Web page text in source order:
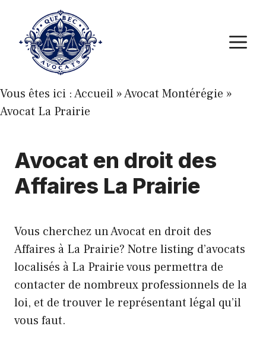
contenu
Vous êtes ici :Accueil »Avocat Montérégie »
Avocat La Prairie
Avocat en droit des
Affaires La Prairie
Vous cherchez un Avocat en droit des
Affaires à La Prairie? Notre listing d’avocats
localisés à La Prairie vous permettra de
contacter de nombreux professionnels de la
loi, et de trouver le représentant légal qu’il
vous faut.